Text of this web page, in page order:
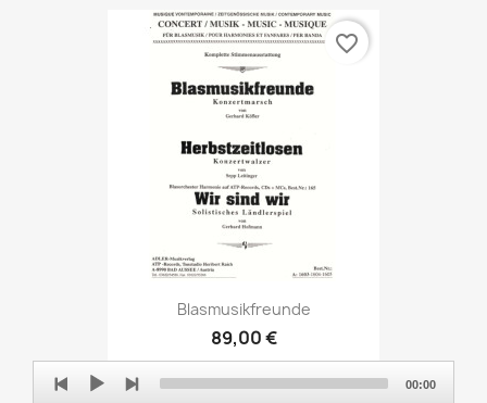
Blasmusikfreunde
89,00 €
favorite_border
Player
00:00